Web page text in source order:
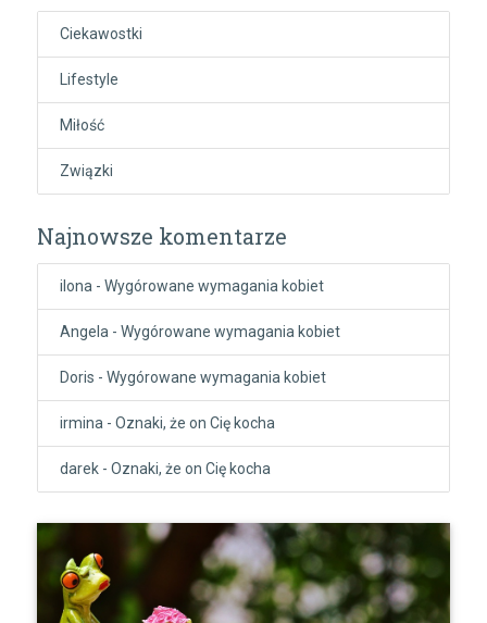
Ciekawostki
Lifestyle
Miłość
Związki
Najnowsze komentarze
ilona - Wygórowane wymagania kobiet
Angela - Wygórowane wymagania kobiet
Doris - Wygórowane wymagania kobiet
irmina - Oznaki, że on Cię kocha
darek- Oznaki, że on Cię kocha